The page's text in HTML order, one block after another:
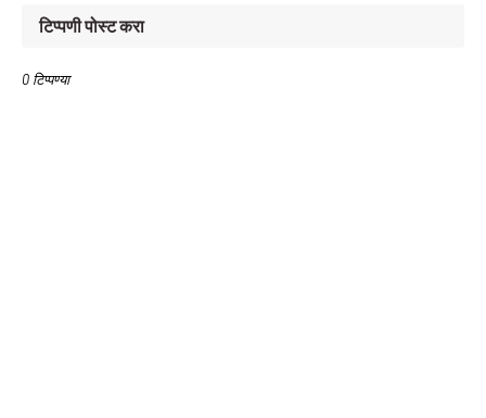
टिप्पणी पोस्ट करा
0 टिप्पण्या